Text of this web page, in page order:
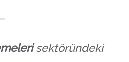
sektöründeki